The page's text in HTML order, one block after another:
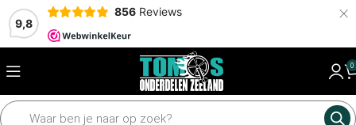
9,8
856 Reviews ×
0